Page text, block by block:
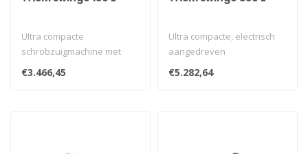
Ultra compacte
schrobzuigmachine met
borstelwals op
lichtnetaansluiting...
€3.466,45
Ultra compacte, electrisch
aangedreven
schrobzuigmachine,
ontwikkeld voor reinig..
€5.282,64